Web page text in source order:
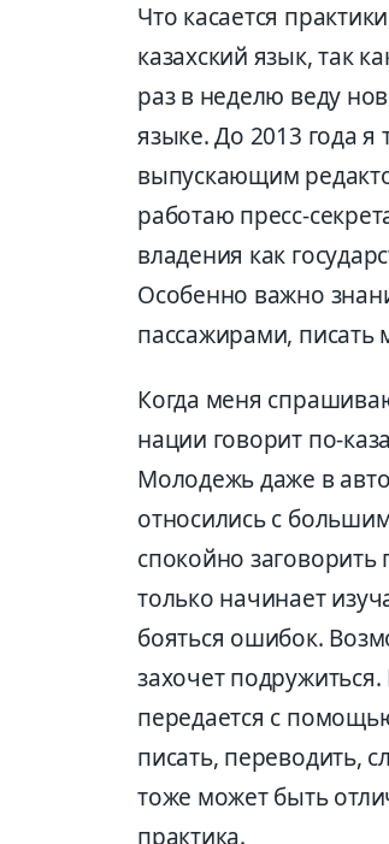
Что касается
казахский язык, так
раз в неделю веду
языке. До 2013 года я
выпускающим
работаю пресс-
владения как
Особенно важно
пассажирами, писать
Когда меня
нации говорит по-
Молодежь даже в
относились с
спокойно заговорить
только начинает
бояться ошибок.
захочет
передается с
писать, переводить,
тоже может быть
практика.